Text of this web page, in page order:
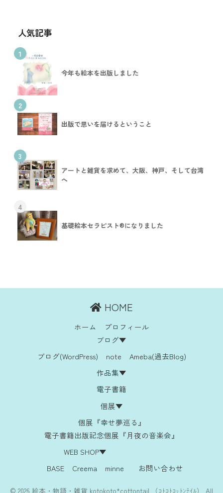
人気記事
1
今年も絵本を出版しました
2
出版で思いを届けるということ
3
アートと雑貨を求めて、大阪、神戸、そして台湾
へ
4
基礎絵本セラピスト®︎になりました
HOME
ホーム
プロフィール
ブログ▼
ブログ(WordPress)
note
Ameba(過去Blog)
作品集▼
電子書籍
個展▼
個展『幸せ夢巡る』
電子書籍出版記念個展『月夜の音楽会』
WEB SHOP▼
BASE
Creema minne お問い合わせ
© 2026 絵本・物語・雑貨 kotokoto*cottontail （ｺﾄｺﾄｺｯﾄﾝﾃｲﾙ） All